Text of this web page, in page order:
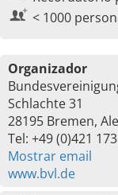
< 1000
Organizador
Schlachte 31
28195 Bremen,
Tel: +49 (0)421
Mostrar email
www.bvl.de